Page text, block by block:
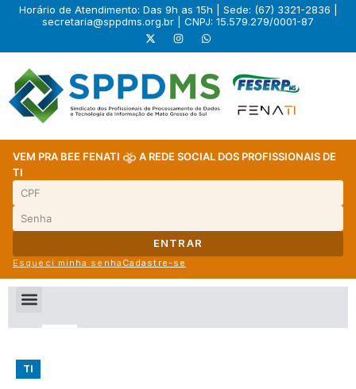
Horário de Atendimento: Das 9h as 15h | Sede: (67) 3321-2836 |
secretaria@sppdms.org.br | CNPJ: 15.579.279/0001-87
VEM PRA BEE FENATI
A REDE SOCIAL DOS PROFISSIONAIS DE
TI
ENTRAR
Esqueci minha senha Cadastre-se
TI